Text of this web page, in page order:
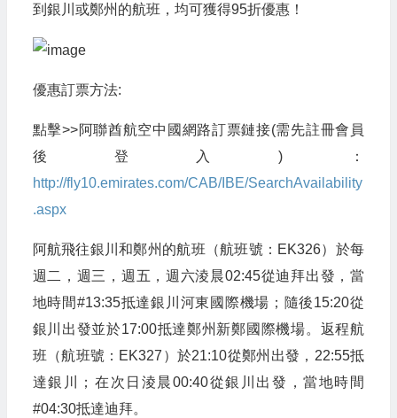
到銀川或鄭州的航班，均可獲得95折優惠！
優惠訂票方法:
點擊>>阿聯酋航空中國網路訂票鏈接(需先註冊會員
後登入)：
http://fly10.emirates.com/CAB/IBE/SearchAvailability
.aspx
阿航飛往銀川和鄭州的航班（航班號：EK326）於每
週二，週三，週五，週六淩晨02:45從迪拜出發，當
地時間#13:35抵達銀川河東國際機場；隨後15:20從
銀川出發並於17:00抵達鄭州新鄭國際機場。返程航
班（航班號：EK327）於21:10從鄭州出發，22:55抵
達銀川；在次日淩晨00:40從銀川出發，當地時間
#04:30抵達迪拜。